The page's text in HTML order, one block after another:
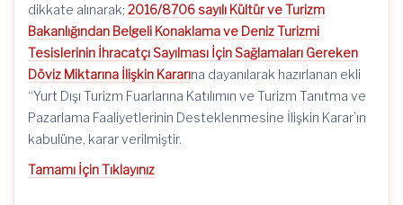
dikkate alınarak; 2016/8706 sayılı Kültür ve Turizm
Bakanlığından Belgeli Konaklama ve Deniz Turizmi
Tesislerinin İhracatçı Sayılması İçin Sağlamaları Gereken
Döviz Miktarına İlişkin Kararına dayanılarak hazırlanan ekli
“Yurt Dışı Turizm Fuarlarına Katılımın ve Turizm Tanıtma ve
Pazarlama Faaliyetlerinin Desteklenmesine İlişkin Karar’ın
kabulüne, karar verilmiştir.
Tamamı İçin Tıklayınız